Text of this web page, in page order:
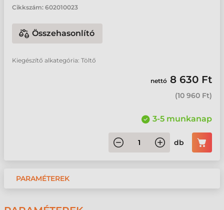
Cikkszám: 602010023
Összehasonlító
Kiegészítő alkategória: Töltő
nettó 8 630 Ft
(10 960 Ft)
3-5 munkanap
db
PARAMÉTEREK